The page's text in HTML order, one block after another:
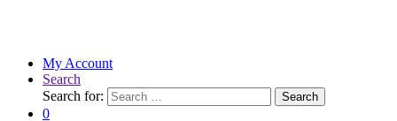
My Account
Search
Search for:
Search
0